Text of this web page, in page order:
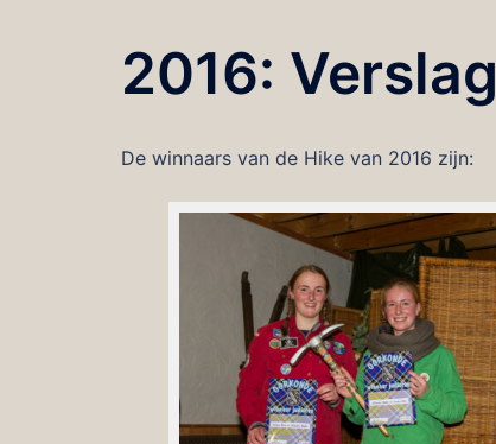
2016: Verslag
De winnaars van de Hike van 2016 zijn: